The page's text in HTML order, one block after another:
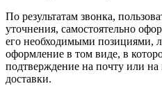
По результатам звонка,
уточнения, самостоятельно
его необходимыми позициями,
оформление в том виде, в
подтверждение на почту или
доставки.